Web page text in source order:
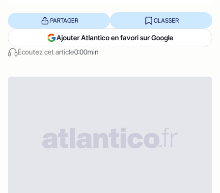
Écoutez cet article0:00min
PARTAGER CLASSER
Ajouter Atlantico en favori sur Google